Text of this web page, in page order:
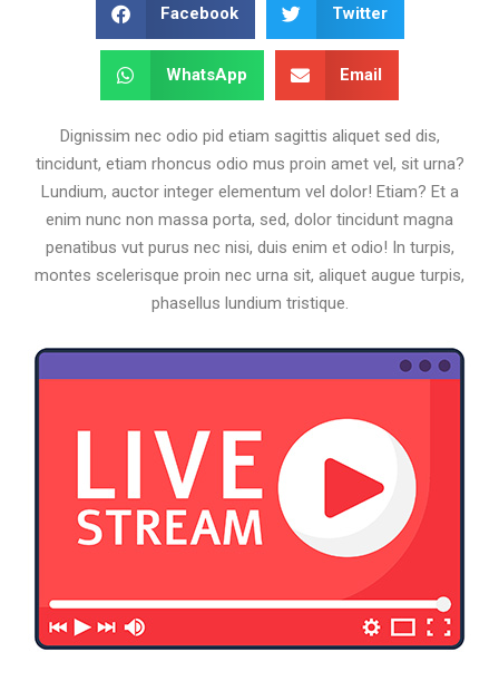
Facebook Twitter
WhatsApp Email
Dignissim nec odio pid etiam sagittis aliquet sed dis,
tincidunt, etiam rhoncus odio mus proin amet vel, sit urna?
Lundium, auctor integer elementum vel dolor! Etiam? Et a
enim nunc non massa porta, sed, dolor tincidunt magna
penatibus vut purus nec nisi, duis enim et odio! In turpis,
montes scelerisque proin nec urna sit, aliquet augue turpis,
phasellus lundium tristique.